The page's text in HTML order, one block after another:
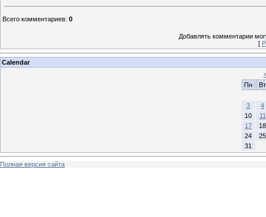
Всего комментариев: 0
Добавлять комментарии
[
Calendar
Пн
Вт
3
4
10
11
17
18
24
25
31
Полная версия сайта